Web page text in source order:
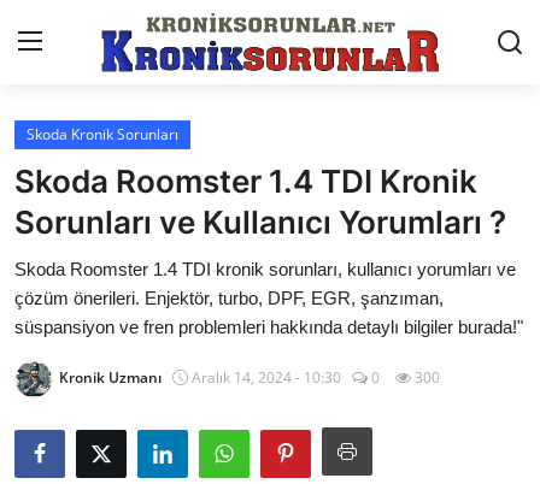
Anasayfa
Markalar
İletişim
Trafik & Cezalar
Sigorta & Kasko
Muayene & Ruhsat
Skoda Kronik Sorunları
Skoda Roomster 1.4 TDI Kronik
Sorunları ve Kullanıcı Yorumları ?
Skoda Roomster 1.4 TDI kronik sorunları, kullanıcı yorumları ve
çözüm önerileri. Enjektör, turbo, DPF, EGR, şanzıman,
süspansiyon ve fren problemleri hakkında detaylı bilgiler burada!"
Kronik Uzmanı Aralık 14, 2024 - 10:30 0 300